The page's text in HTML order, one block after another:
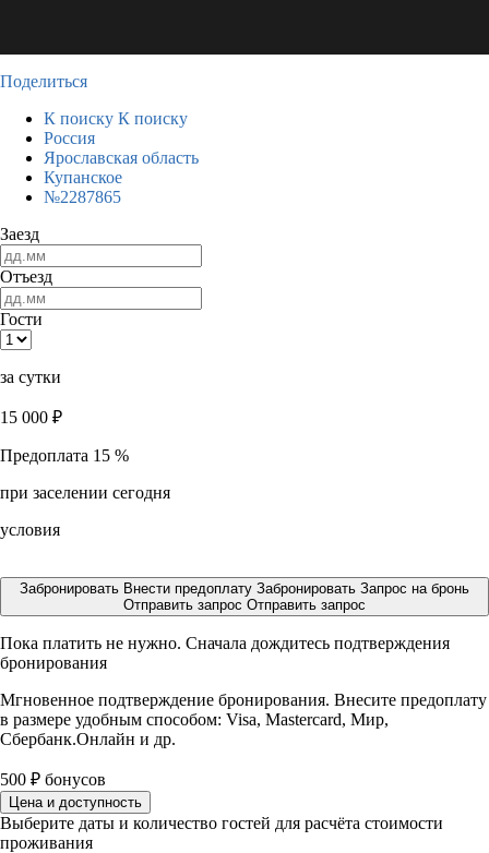
Поделиться
К поиску К поиску
Россия
Ярославская область
Купанское
№2287865
Заезд
Отъезд
Гости
за сутки
15 000 ₽
Предоплата 15 %
при заселении сегодня
условия
Забронировать Внести предоплату Забронировать Запрос на бронь
Отправить запрос Отправить запрос
Пока платить не нужно. Сначала дождитесь подтверждения
бронирования
Мгновенное подтверждение бронирования. Внесите предоплату
в размере удобным способом: Visa, Mastercard, Мир,
Сбербанк.Онлайн и др.
500 ₽ бонусов
Цена и доступность
Выберите даты и количество гостей для расчёта стоимости
проживания